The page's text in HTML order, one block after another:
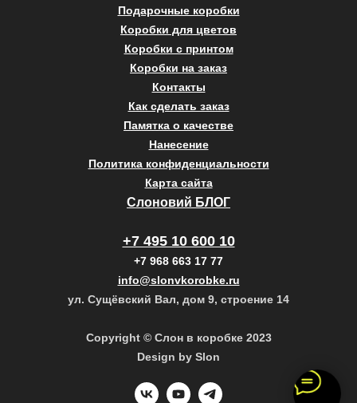
Подарочные коробки
Коробки для цветов
Коробки с принтом
Коробки на заказ
Контакты
Как сделать заказ
Памятка о качестве
Нанесение
Политика конфиденциальности
Карта сайта
Слоновий БЛОГ
+7 495 10 600 10
+7 968 663 17 77
info@slonvkorobke.ru
ул. Сущёвский Вал, дом 9, строение 14
Copyright © Слон в коробке 2023
Design by Slon